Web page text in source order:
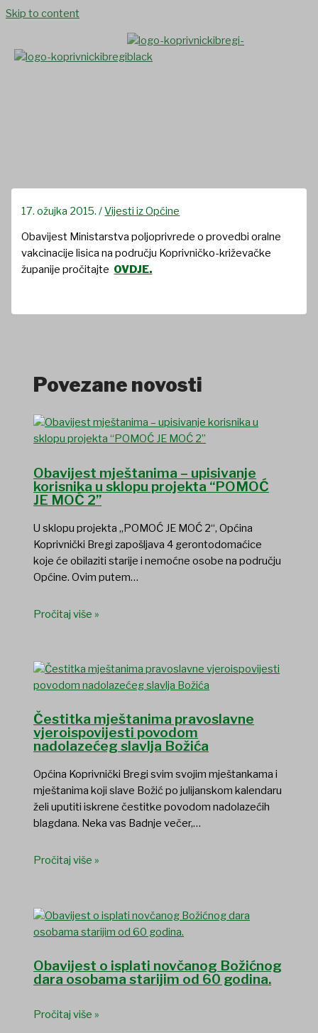
Skip to content
17. ožujka 2015./Vijesti iz Općine
Obavijest Ministarstva poljoprivrede o provedbi oralne
vakcinacije lisica na području Koprivničko-križevačke
županije pročitajte OVDJE.
Povezane novosti
Obavijest mještanima – upisivanje
korisnika u sklopu projekta “POMOĆ
JE MOĆ 2”
U sklopu projekta „POMOĆ JE MOĆ 2“, Općina
Koprivnički Bregi zapošljava 4 gerontodomaćice
koje će obilaziti starije i nemoćne osobe na području
Općine. Ovim putem…
Pročitaj više »
Čestitka mještanima pravoslavne
vjeroispovijesti povodom
nadolazećeg slavlja Božića
Općina Koprivnički Bregi svim svojim mještankama i
mještanima koji slave Božić po julijanskom kalendaru
želi uputiti iskrene čestitke povodom nadolazećih
blagdana. Neka vas Badnje večer,…
Pročitaj više »
Obavijest o isplati novčanog Božićnog
dara osobama starijim od 60 godina.
Pročitaj više »